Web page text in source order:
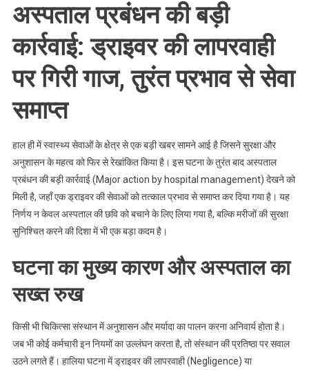
प्रभाव
सेवा
अस्पताल प्रबंधन की बड़ी
कार्रवाई: ड्राइवर की लापरवाही
पर गिरी गाज, तुरंत प्रभाव से सेवा
समाप्त
हाल ही में स्वास्थ्य सेवाओं के क्षेत्र से एक बड़ी खबर सामने आई है जिसने सुरक्षा और
अनुशासन के महत्व को फिर से रेखांकित किया है। इस घटना के तुरंत बाद अस्पताल
प्रबंधन की बड़ी कार्रवाई (Major action by hospital management) देखने को
मिली है, जहाँ एक ड्राइवर की सेवाओं को तत्काल प्रभाव से समाप्त कर दिया गया है। यह
निर्णय न केवल अस्पताल की छवि को बचाने के लिए लिया गया है, बल्कि मरीजों की सुरक्षा
सुनिश्चित करने की दिशा में भी एक बड़ा कदम है।
घटना का मुख्य कारण और अस्पताल का
सख्त रुख
किसी भी चिकित्सा संस्थान में अनुशासन और मर्यादा का पालन करना अनिवार्य होता है।
जब भी कोई कर्मचारी इन नियमों का उल्लंघन करता है, तो संस्थान की प्रतिष्ठा पर सवाल
उठने लगते हैं। हालिया घटना में ड्राइवर की लापरवाही (Negligence) या